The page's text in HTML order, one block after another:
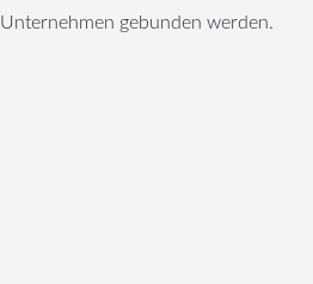
gebunden werden.